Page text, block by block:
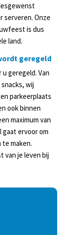
serveren. Onze
is dus
land.
geregeld
geregeld. Van
wij
parkeerplaats
ook binnen
maximum van
gaat ervoor om
maken.
van je leven bij